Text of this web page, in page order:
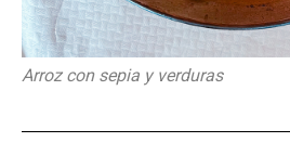
Arroz con sepia y verduras